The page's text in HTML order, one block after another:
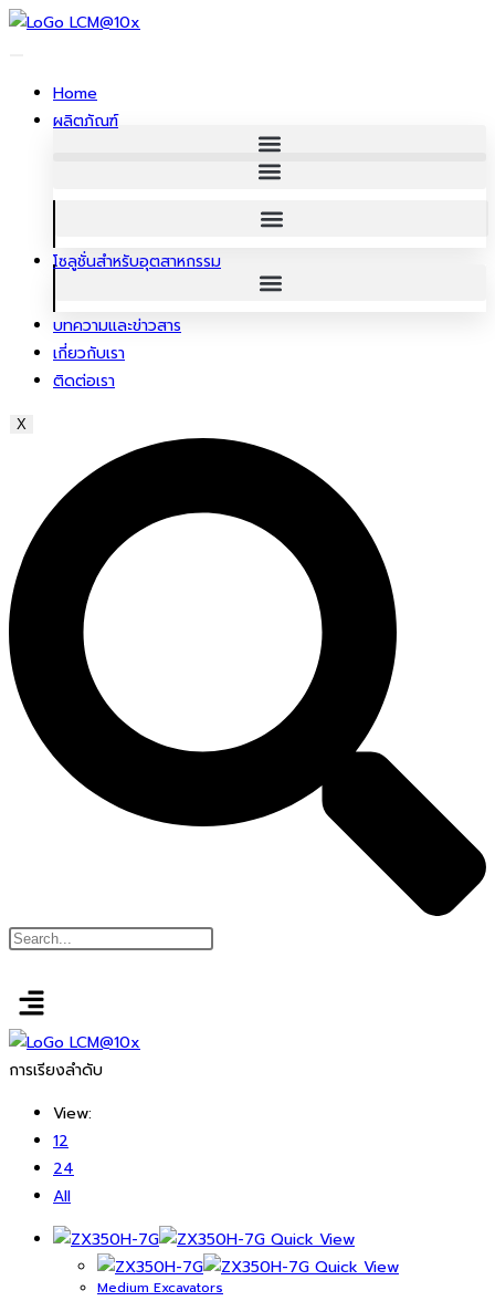
ข้าม
Home
ผลิตภัณฑ์
โซลูชั่นสําหรับอุตสาหกรรม
บทความและข่าวสาร
เกี่ยวกับเรา
ติดต่อเรา
X
การเรียงลำดับ
View:
12
24
All
Quick View
Quick View
Medium Excavators